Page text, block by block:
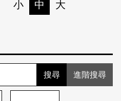
小 中 大
進階搜尋